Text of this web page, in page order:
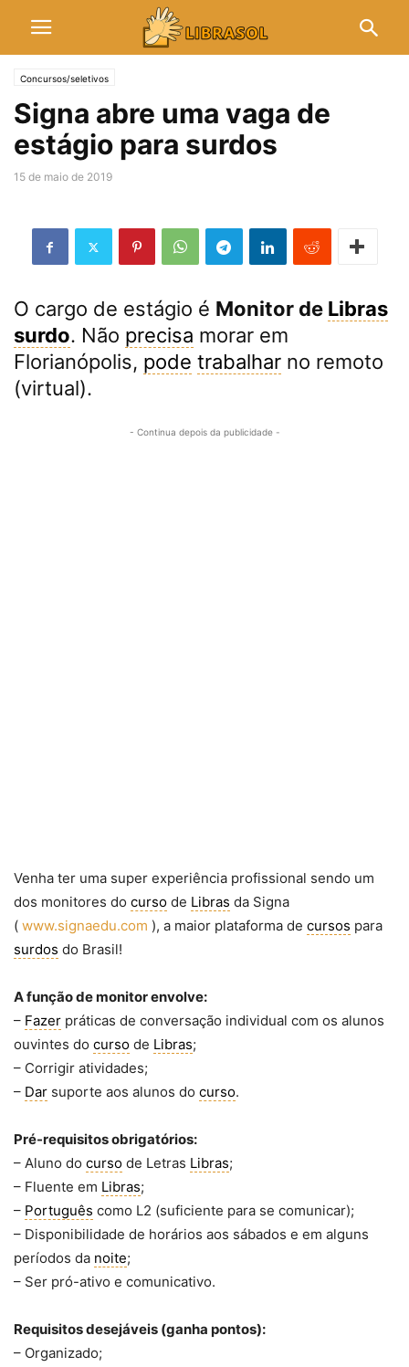
Concursos/seletivos
Signa abre uma vaga de
estágio para surdos
15 de maio de 2019
O cargo de estágio é Monitor de Libras
surdo. Não precisa morar em
Florianópolis, pode trabalhar no remoto
(virtual).
- Continua depois da publicidade -
Venha ter uma super experiência profissional sendo um
dos monitores do curso de Libras da Signa
( www.signaedu.com ), a maior plataforma de cursos para
surdos do Brasil!
A função de monitor envolve:
– Fazer práticas de conversação individual com os alunos
ouvintes do curso de Libras;
– Corrigir atividades;
– Dar suporte aos alunos do curso.
Pré-requisitos obrigatórios:
– Aluno do curso de Letras Libras;
– Fluente em Libras;
– Português como L2 (suficiente para se comunicar);
– Disponibilidade de horários aos sábados e em alguns
períodos da noite;
– Ser pró-ativo e comunicativo.
Requisitos desejáveis (ganha pontos):
– Organizado;